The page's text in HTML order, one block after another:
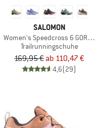
SALOMON
Women's Speedcross 6 GORE-TEX
Trailrunningschuhe
169,95 € ab 110,47 €
4,6(29)